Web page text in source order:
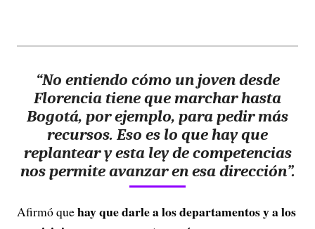
“No entiendo cómo un joven desde
Florencia tiene que marchar hasta
Bogotá, por ejemplo, para pedir más
recursos. Eso es lo que hay que
replantear y esta ley de competencias
nos permite avanzar en esa dirección”.
Afirmó quehay que darle a los departamentos y a los